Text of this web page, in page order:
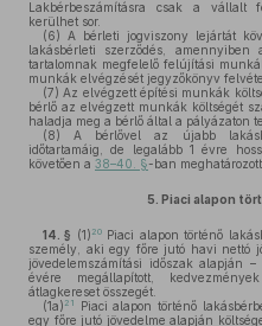
Lakbérbeszámításra csak a vállalt
kerülhet sor.
(6) A bérleti jogviszony lejártát
lakásbérleti szerződés,
tartalomnak megfelelő felújítási
munkák elvégzését jegyzőkönyv
(7) Az elvégzett építési munkák
bérlő az elvégzett munkák költségét
haladja meg a bérlő által a pályázaton
(8) A bérlővel az újabb
időtartamáig, de legalább 1 évre
követően a 38–40. §-ban
5. Piaci alapon
14. § (1) 20Piaci alapon történő
személy, aki egy főre jutó havi nettó
jövedelemszámítási időszak alapján
évére megállapított,
átlagkereset összegét.
(1a) 21
Piaci alapon történő
egy főre jutó jövedelme alapján